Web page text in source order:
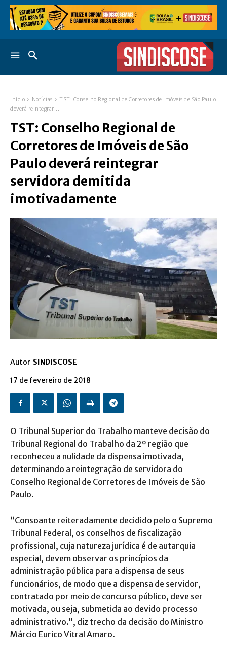
Início Notícias
TST: Conselho Regional de Corretores de Imóveis de São Paulo
deverá reintegrar...
TST: Conselho Regional de
Corretores de Imóveis de São
Paulo deverá reintegrar
servidora demitida
imotivadamente
Autor SINDISCOSE
17 de fevereiro de 2018
O Tribunal Superior do Trabalho manteve decisão do
Tribunal Regional do Trabalho da 2º região que
reconheceu a nulidade da dispensa imotivada,
determinando a reintegração de servidora do
Conselho Regional de Corretores de Imóveis de São
Paulo.
“Consoante reiteradamente decidido pelo o Supremo
Tribunal Federal, os conselhos de fiscalização
profissional, cuja natureza jurídica é de autarquia
especial, devem observar os princípios da
administração pública para a dispensa de seus
funcionários, de modo que a dispensa de servidor,
contratado por meio de concurso público, deve ser
motivada, ou seja, submetida ao devido processo
administrativo.”, diz trecho da decisão do Ministro
Márcio Eurico Vitral Amaro.